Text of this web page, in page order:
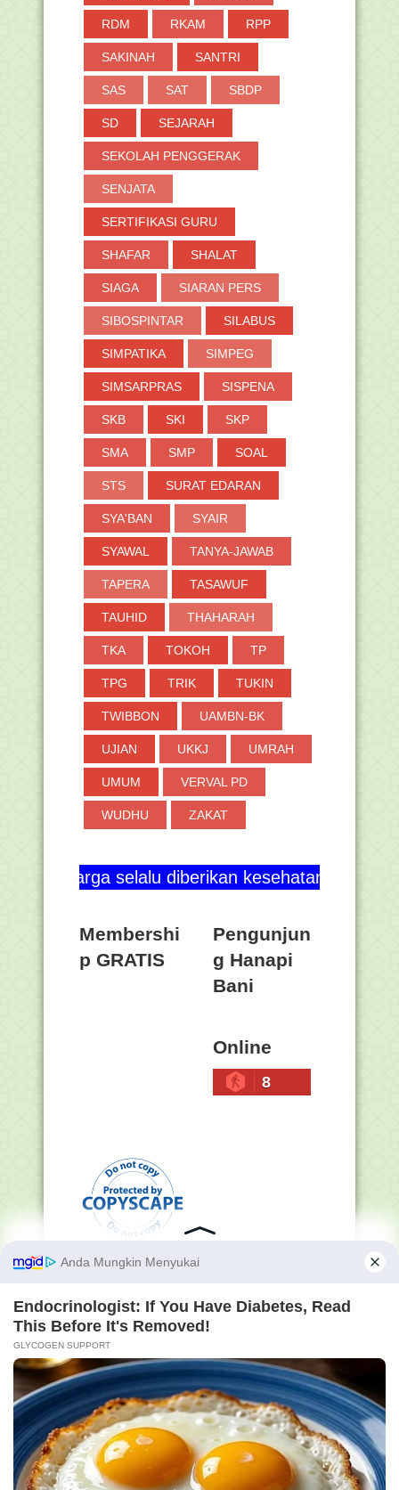
RDM RKAM RPP
SAKINAH SANTRI
SAS SAT SBDP
SD SEJARAH
SEKOLAH PENGGERAK
SENJATA
SERTIFIKASI GURU
SHAFAR SHALAT
SIAGA SIARAN PERS
SIBOSPINTAR SILABUS
SIMPATIKA SIMPEG
SIMSARPRAS SISPENA
SKB SKI SKP
SMA SMP SOAL
STS SURAT EDARAN
SYA'BAN SYAIR
SYAWAL TANYA-JAWAB
TAPERA TASAWUF
TAUHID THAHARAH
TKA TOKOH TP
TPG TRIK TUKIN
TWIBBON UAMBN-BK
UJIAN UKKJ UMRAH
UMUM VERVAL PD
WUDHU ZAKAT
selalu diberikan kesehatan dan blog ini
Membershi
p GRATIS
Pengunjun
g Hanapi
Bani
Online
8
Blog (Masukkan Kata
Kunci Yang Ingin Sobat
Cari) :